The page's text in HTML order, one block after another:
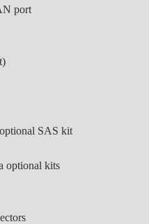
port
SAS kit
optional kits